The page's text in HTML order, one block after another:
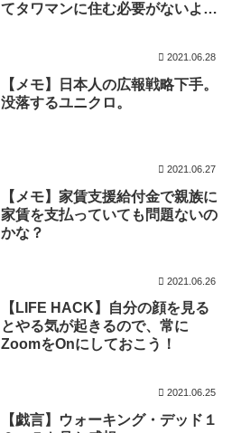
てタワマンに住む必要がないよ
2021.06.28
【メモ】日本人の広報戦略下手。
没落するユニクロ。
2021.06.27
【メモ】家賃支援給付金で親族に
家賃を支払っていても問題ないの
かな？
2021.06.26
【LIFE HACK】自分の顔を見る
とやる気が起きるので、常に
ZoomをOnにしておこう！
2021.06.25
【戯言】ウォーキング・デッド１